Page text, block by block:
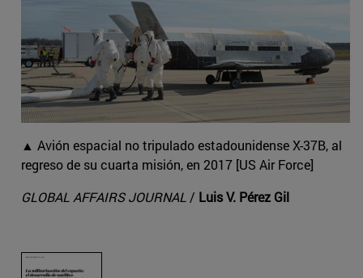
▲ Avión espacial no tripulado estadounidense X-37B, al
regreso de su cuarta misión, en 2017 [US Air Force]
GLOBAL AFFAIRS JOURNAL / Luis V. Pérez Gil